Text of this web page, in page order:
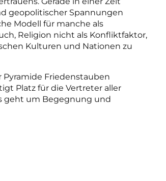
geopolitischer Spannungen
Modell für manche als
Religion nicht als Konfliktfaktor,
Kulturen und Nationen zu
Pyramide Friedenstauben
Platz für die Vertreter aller
geht um Begegnung und